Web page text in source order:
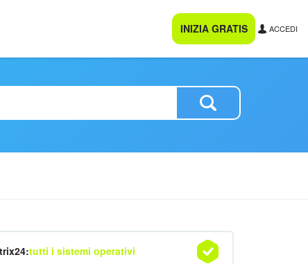
INIZIA GRATIS ACCEDI
tutti i sistemi operativi